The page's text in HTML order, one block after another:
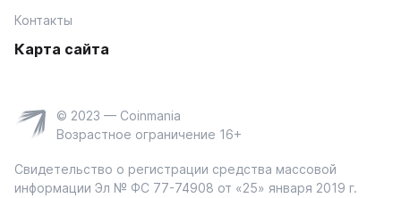
Контакты
Карта сайта
© 2023 — Coinmania
Возрастное ограничение 16+
Свидетельство о регистрации средства массовой
информации Эл № ФС 77-74908 от «25» января 2019 г.